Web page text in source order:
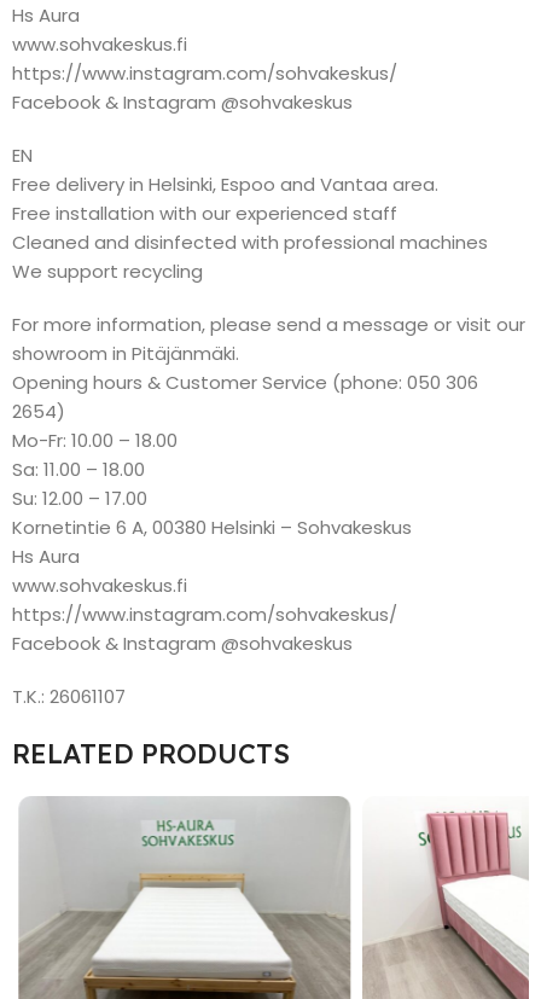
Hs Aura
www.sohvakeskus.fi
https://www.instagram.com/sohvakeskus/
Facebook & Instagram @sohvakeskus
EN
Free delivery in Helsinki, Espoo and Vantaa area.
Free installation with our experienced staff
Cleaned and disinfected with professional machines
We support recycling
For more information, please send a message or visit our
showroom in Pitäjänmäki.
Opening hours & Customer Service (phone: 050 306
2654)
Mo-Fr: 10.00 – 18.00
Sa: 11.00 – 18.00
Su: 12.00 – 17.00
Kornetintie 6 A, 00380 Helsinki – Sohvakeskus
Hs Aura
www.sohvakeskus.fi
https://www.instagram.com/sohvakeskus/
Facebook & Instagram @sohvakeskus
T.K.: 26061107
RELATED PRODUCTS